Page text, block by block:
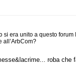
era unito a questo
all’ArbCom?
roba che